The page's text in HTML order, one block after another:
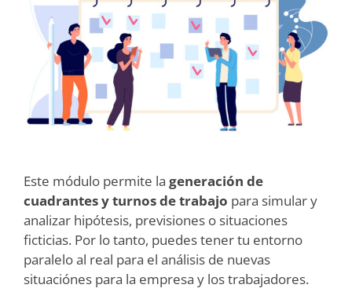
Este módulo permite la generación de
cuadrantes y turnos de trabajo para simular y
analizar hipótesis, previsiones o situaciones
ficticias. Por lo tanto, puedes tener tu entorno
paralelo al real para el análisis de nuevas
situaciónes para la empresa y los trabajadores.